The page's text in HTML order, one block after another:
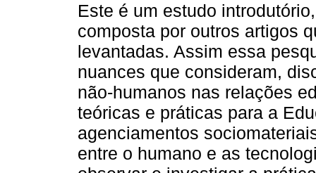
Este é um estudo
composta por outros artigos
levantadas. Assim essa
nuances que consideram,
não-humanos nas relações
teóricas e práticas para a
agenciamentos
entre o humano e as